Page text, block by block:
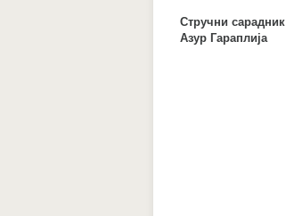
Стручни сарадник
Азур Гараплија